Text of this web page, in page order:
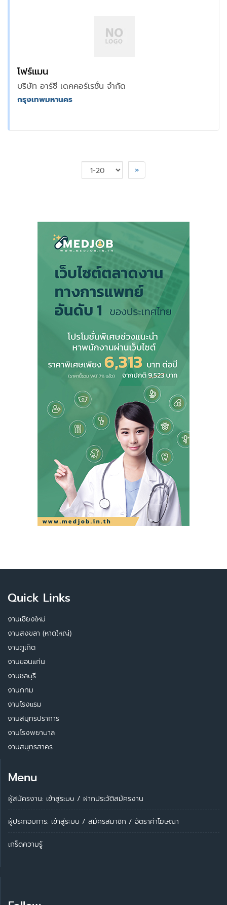
โฟร์แมน
บริษัท อาร์ซี เดคคอร์เรชั่น จำกัด
กรุงเทพมหานคร
»
Quick Links
งานเชียงใหม่
งานสงขลา (หาดใหญ่)
งานภูเก็ต
งานขอนแก่น
งานชลบุรี
งานกทม
งานโรงแรม
งานสมุทรปราการ
งานโรงพยาบาล
งานสมุทรสาคร
Menu
ผู้สมัครงาน: เข้าสู่ระบบ / ฝากประวัติสมัครงาน
ผู้ประกอบการ: เข้าสู่ระบบ / สมัครสมาชิก / อัตราค่าโฆษณา
เกร็ดความรู้